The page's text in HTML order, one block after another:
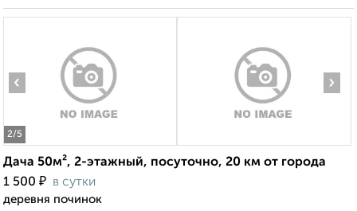
2/5
‹ ›
Дача 50м², 2-этажный, посуточно, 20 км от города
1 500 ₽ в сутки
деревня починок